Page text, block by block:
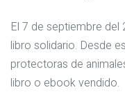
El 7 de septiembre
libro solidario. Desde
protectoras de
libro o ebook vendido.